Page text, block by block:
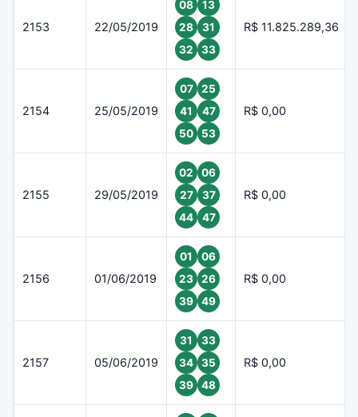
2153 22/05/2019
08
13
28
31
32
33
R$ 11.825.289,36
2154 25/05/2019
07
25
41
47
50
53
R$ 0,00
2155 29/05/2019
02
06
27
37
44
47
R$ 0,00
2156 01/06/2019
01
06
23
26
39
49
R$ 0,00
2157 05/06/2019
31
33
34
35
39
48
R$ 0,00